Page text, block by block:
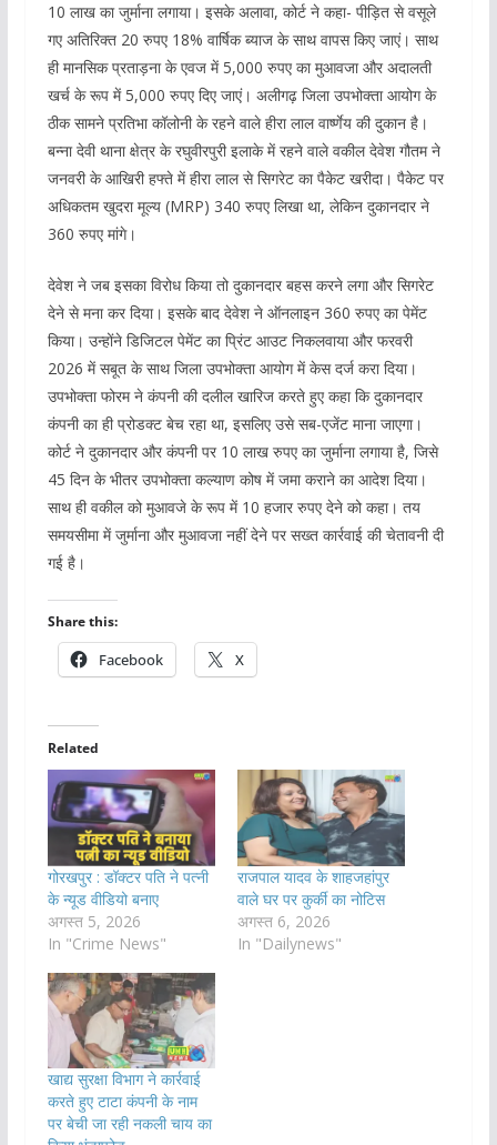
10 लाख का जुर्माना लगाया। इसके अलावा, कोर्ट ने कहा- पीड़ित से वसूले
गए अतिरिक्त 20 रुपए 18% वार्षिक ब्याज के साथ वापस किए जाएं। साथ
ही मानसिक प्रताड़ना के एवज में 5,000 रुपए का मुआवजा और अदालती
खर्च के रूप में 5,000 रुपए दिए जाएं। अलीगढ़ जिला उपभोक्ता आयोग के
ठीक सामने प्रतिभा कॉलोनी के रहने वाले हीरा लाल वार्ष्णेय की दुकान है।
बन्ना देवी थाना क्षेत्र के रघुवीरपुरी इलाके में रहने वाले वकील देवेश गौतम ने
जनवरी के आखिरी हफ्ते में हीरा लाल से सिगरेट का पैकेट खरीदा। पैकेट पर
अधिकतम खुदरा मूल्य (MRP) 340 रुपए लिखा था, लेकिन दुकानदार ने
360 रुपए मांगे।
देवेश ने जब इसका विरोध किया तो दुकानदार बहस करने लगा और सिगरेट
देने से मना कर दिया। इसके बाद देवेश ने ऑनलाइन 360 रुपए का पेमेंट
किया। उन्होंने डिजिटल पेमेंट का प्रिंट आउट निकलवाया और फरवरी
2026 में सबूत के साथ जिला उपभोक्ता आयोग में केस दर्ज करा दिया।
उपभोक्ता फोरम ने कंपनी की दलील खारिज करते हुए कहा कि दुकानदार
कंपनी का ही प्रोडक्ट बेच रहा था, इसलिए उसे सब-एजेंट माना जाएगा।
कोर्ट ने दुकानदार और कंपनी पर 10 लाख रुपए का जुर्माना लगाया है, जिसे
45 दिन के भीतर उपभोक्ता कल्याण कोष में जमा कराने का आदेश दिया।
साथ ही वकील को मुआवजे के रूप में 10 हजार रुपए देने को कहा। तय
समयसीमा में जुर्माना और मुआवजा नहीं देने पर सख्त कार्रवाई की चेतावनी दी
गई है।
Share this:
Facebook X
Related
गोरखपुर : डॉक्टर पति ने पत्नी
के न्यूड वीडियो बनाए
अगस्त 5, 2026
In "Crime News"
राजपाल यादव के शाहजहांपुर
वाले घर पर कुर्की का नोटिस
अगस्त 6, 2026
In "Dailynews"
खाद्य सुरक्षा विभाग ने कार्रवाई
करते हुए टाटा कंपनी के नाम
पर बेची जा रही नकली चाय का